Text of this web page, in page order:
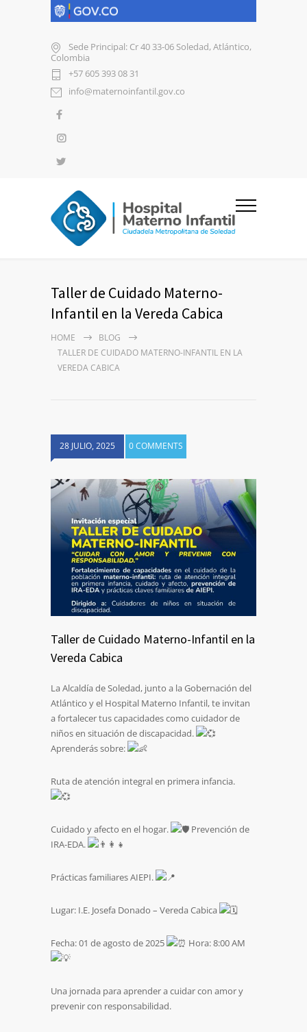
Sede Principal: Cr 40 33-06 Soledad, Atlántico,
Colombia
+57 605 393 08 31
info@maternoinfantil.gov.co
Taller de Cuidado Materno-
Infantil en la Vereda Cabica
HOME
BLOG
TALLER DE CUIDADO MATERNO-INFANTIL EN LA
VEREDA CABICA
28 JULIO, 2025 0 COMMENTS
Taller de Cuidado Materno-Infantil en la
Vereda Cabica
La Alcaldía de Soledad, junto a la Gobernación del
Atlántico y el Hospital Materno Infantil, te invitan
a fortalecer tus capacidades como cuidador de
niños en situación de discapacidad.
Aprenderás sobre:
Ruta de atención integral en primera infancia.
Cuidado y afecto en el hogar.
Prevención de
IRA-EDA.
Prácticas familiares AIEPI.
Lugar: I.E. Josefa Donado – Vereda Cabica
Fecha: 01 de agosto de 2025 Hora: 8:00 AM
Una jornada para aprender a cuidar con amor y
prevenir con responsabilidad.